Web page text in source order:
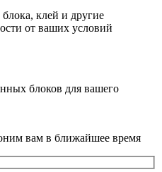
клей и другие
от ваших условий
блоков для вашего
вам в ближайшее время